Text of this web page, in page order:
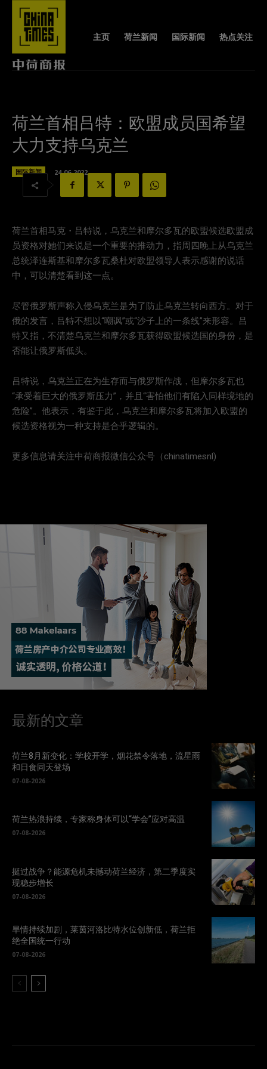
主页 荷兰新闻 国际新闻 热点关注
荷兰首相吕特：欧盟成员国希望
大力支持乌克兰
国际新闻 24-06-2022
荷兰首相马克・吕特说，乌克兰和摩尔多瓦的欧盟候选欧盟成
员资格对她们来说是一个重要的推动力，指周四晚上从乌克兰
总统泽连斯基和摩尔多瓦桑杜对欧盟领导人表示感谢的说话
中，可以清楚看到这一点。
尽管俄罗斯声称入侵乌克兰是为了防止乌克兰转向西方。对于
俄的发言，吕特不想以“嘲讽”或“沙子上的一条线”来形容。吕
特又指，不清楚乌克兰和摩尔多瓦获得欧盟候选国的身份，是
否能让俄罗斯低头。
吕特说，乌克兰正在为生存而与俄罗斯作战，但摩尔多瓦也
“承受着巨大的俄罗斯压力”，并且“害怕他们有陷入同样境地的
危险”。他表示，有鉴于此，乌克兰和摩尔多瓦将加入欧盟的
候选资格视为一种支持是合乎逻辑的。
更多信息请关注中荷商报微信公众号（chinatimesnl)
最新的文章
荷兰8月新变化：学校开学，烟花禁令落地，流星雨
和日食同天登场
07-08-2026
荷兰热浪持续，专家称身体可以“学会”应对高温
07-08-2026
挺过战争？能源危机未撼动荷兰经济，第二季度实
现稳步增长
07-08-2026
旱情持续加剧，莱茵河洛比特水位创新低，荷兰拒
绝全国统一行动
07-08-2026